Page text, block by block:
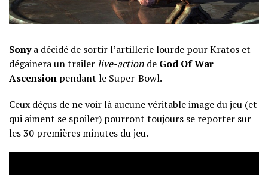
Sonya décidé de sortir l’artillerie lourde pour Kratos et
dégainera un trailerlive-action de God Of War
Ascension pendant le Super-Bowl.
Ceux déçus de ne voir là aucune véritable image du jeu (et
qui aiment se spoiler) pourront toujours se reporter sur
les 30 premières minutes du jeu.